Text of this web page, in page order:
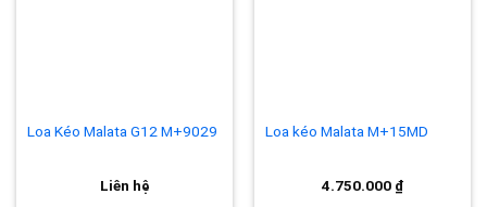
Loa Kéo Malata G12 M+9029
Liên hệ
Loa kéo Malata M+15MD
4.750.000 ₫